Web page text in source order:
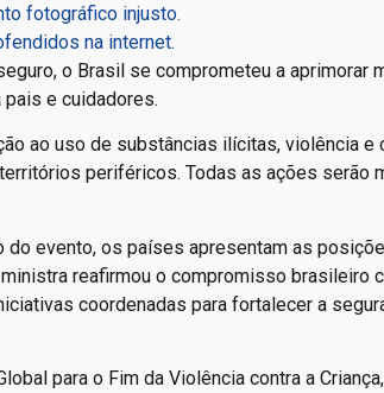
fotográfico injusto.
na internet.
o Brasil se comprometeu a aprimorar
e cuidadores.
ao uso de substâncias ilícitas, violência e
periféricos. Todas as ações serão
evento, os países apresentam as
reafirmou o compromisso brasileiro
coordenadas para fortalecer a
para o Fim da Violência contra a